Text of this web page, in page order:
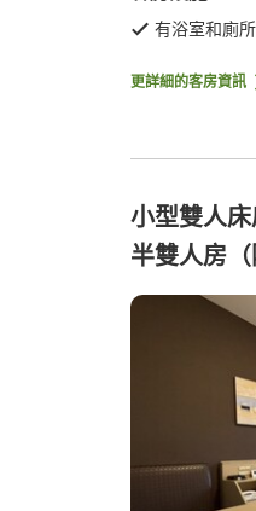
有浴室和廁所
更詳細的客房資訊
小型雙人床
半雙人房